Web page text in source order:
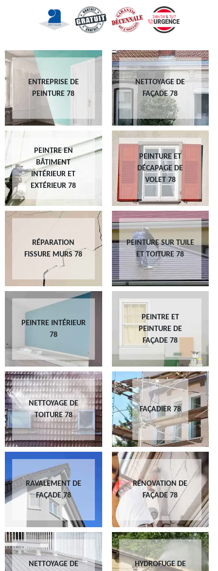
ENTREPRISE DE
PEINTURE 78
NETTOYAGE DE
FAÇADE 78
PEINTRE EN
BÂTIMENT
INTÉRIEUR ET
EXTÉRIEUR 78
PEINTURE ET
DÉCAPAGE DE
VOLET 78
RÉPARATION
FISSURE MURS 78
PEINTURE SUR TUILE
ET TOITURE 78
PEINTRE INTÉRIEUR
78
PEINTRE ET
PEINTURE DE
FAÇADE 78
NETTOYAGE DE
TOITURE 78
FAÇADIER 78
RAVALEMENT DE
FAÇADE 78
RÉNOVATION DE
FAÇADE 78
NETTOYAGE DE
HYDROFUGE DE